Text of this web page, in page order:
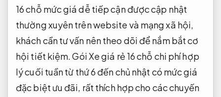
16 chỗ mức giá dễ tiếp cận được cập nhật
thường xuyên trên website và mạng xã hội,
khách cần tư vấn nên theo dõi để nắm bắt cơ
hội tiết kiệm. Gói Xe giá rẻ 16 chỗ chi phí hợp
lý cuối tuần từ thứ 6 đến chủ nhật có mức giá
đặc biệt ưu đãi, rất thích hợp cho các chuyến